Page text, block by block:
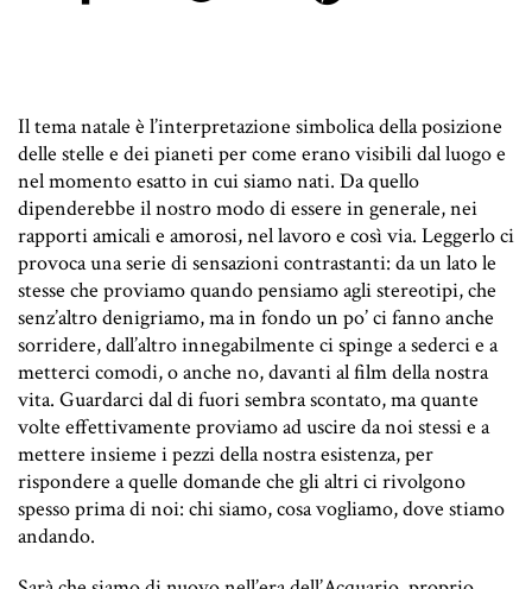
Il tema natale è l’interpretazione simbolica della posizione
delle stelle e dei pianeti per come erano visibili dal luogo e
nel momento esatto in cui siamo nati. Da quello
dipenderebbe il nostro modo di essere in generale, nei
rapporti amicali e amorosi, nel lavoro e così via. Leggerlo ci
provoca una serie di sensazioni contrastanti: da un lato le
stesse che proviamo quando pensiamo agli stereotipi, che
senz’altro denigriamo, ma in fondo un po’ ci fanno anche
sorridere, dall’altro innegabilmente ci spinge a sederci e a
metterci comodi, o anche no, davanti al film della nostra
vita. Guardarci dal di fuori sembra scontato, ma quante
volte effettivamente proviamo ad uscire da noi stessi e a
mettere insieme i pezzi della nostra esistenza, per
rispondere a quelle domande che gli altri ci rivolgono
spesso prima di noi: chi siamo, cosa vogliamo, dove stiamo
andando.